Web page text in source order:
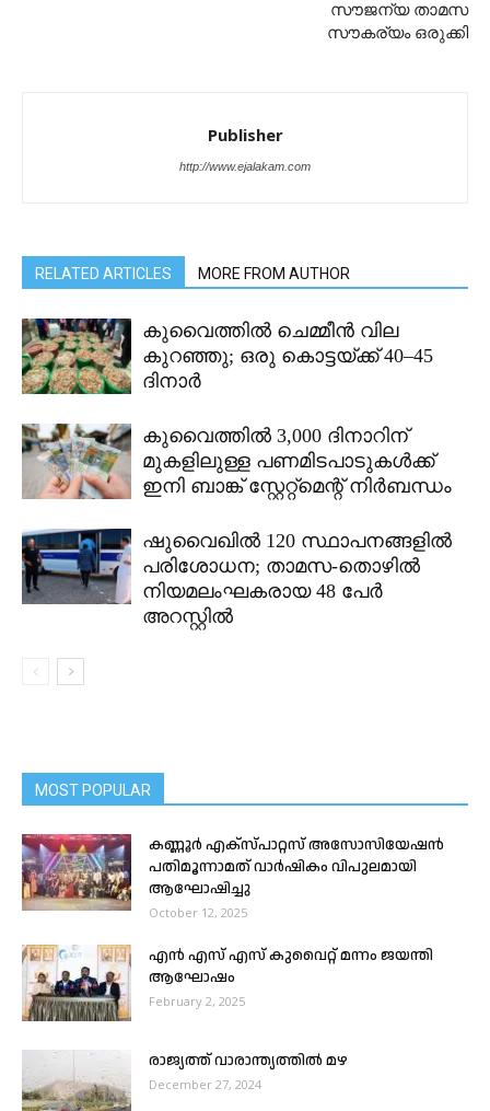
സൗജന്യ താമസ
സൗകര്യം ഒരുക്കി
Publisher
http://www.ejalakam.com
RELATED ARTICLES MORE FROM AUTHOR
കുവൈത്തിൽ ചെമ്മീൻ വില
കുറഞ്ഞു; ഒരു കൊട്ടയ്ക്ക് 40–45
ദിനാർ
കുവൈത്തിൽ 3,000 ദിനാറിന്
മുകളിലുള്ള പണമിടപാടുകൾക്ക്
ഇനി ബാങ്ക് സ്റ്റേറ്റ്മെന്റ് നിർബന്ധം
ഷുവൈഖിൽ 120 സ്ഥാപനങ്ങളിൽ
പരിശോധന; താമസ-തൊഴിൽ
നിയമലംഘകരായ 48 പേർ
അറസ്റ്റിൽ
MOST POPULAR
കണ്ണൂർ എക്സ്പാറ്റസ് അസോസിയേഷൻ
പതിമൂന്നാമത് വാർഷികം വിപുലമായി
ആഘോഷിച്ചു
October 12, 2025
എൻ എസ് എസ് കുവൈറ്റ് മന്നം ജയന്തി
ആഘോഷം
February 2, 2025
രാജ്യത്ത് വാരാന്ത്യത്തിൽ മഴ
December 27, 2024